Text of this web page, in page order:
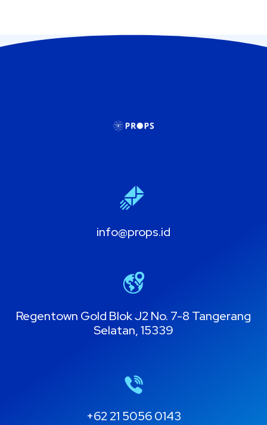
info@props.id
Regentown Gold Blok J2 No. 7-8 Tangerang
Selatan, 15339
+62 21 5056 0143